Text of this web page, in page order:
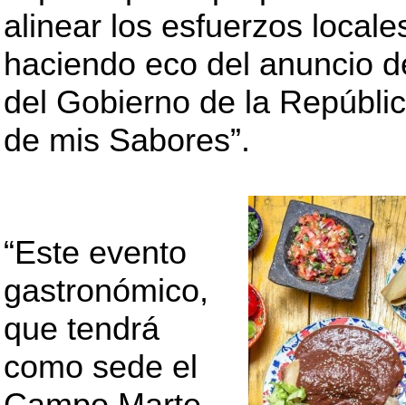
alinear los esfuerzos
haciendo eco del anuncio
del Gobierno de la
de mis Sabores”.
“Este evento
gastronómico,
que tendrá
como sede el